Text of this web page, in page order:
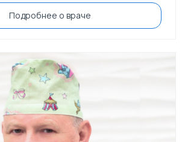
Подробнее о враче